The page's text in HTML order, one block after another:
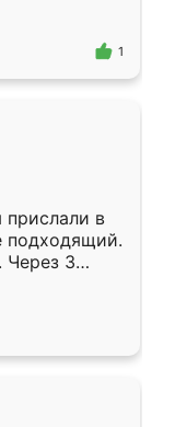
Приехавший
1
прислали в
подходящий.
Через 3
Остались